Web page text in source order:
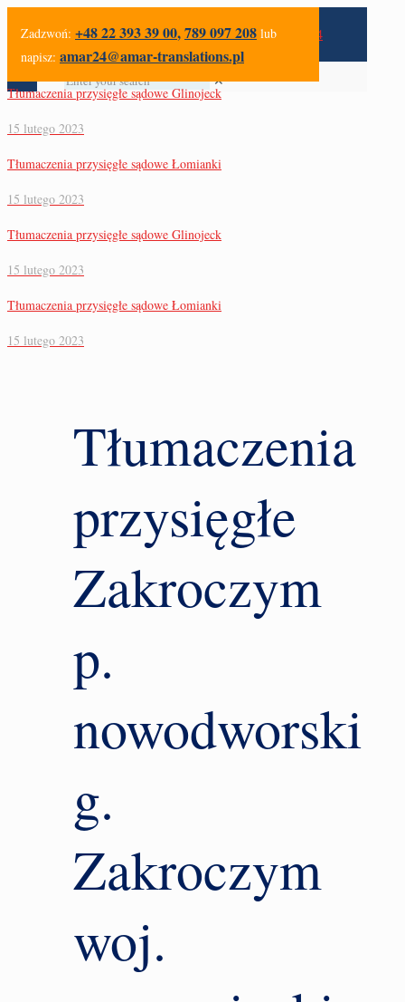
✕
Zadzwoń: +48 22 393 39 00,789 097 208 lub
napisz: amar24@amar-translations.pl
Tłumaczenia przysięgłe sądowe Glinojeck
15 lutego 2023
Tłumaczenia przysięgłe sądowe Łomianki
15 lutego 2023
Tłumaczenia przysięgłe sądowe Glinojeck
15 lutego 2023
Tłumaczenia przysięgłe sądowe Łomianki
15 lutego 2023
Tłumaczenia
przysięgłe
Zakroczym
p.
nowodworski
g.
Zakroczym
woj.